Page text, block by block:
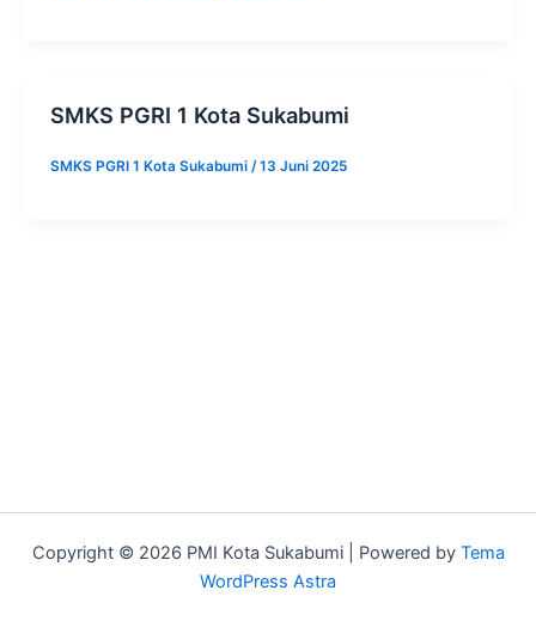
SMKS PGRI 1 Kota Sukabumi
SMKS PGRI 1 Kota Sukabumi /13 Juni 2025
Copyright © 2026 PMI Kota Sukabumi | Powered by Tema
WordPress Astra